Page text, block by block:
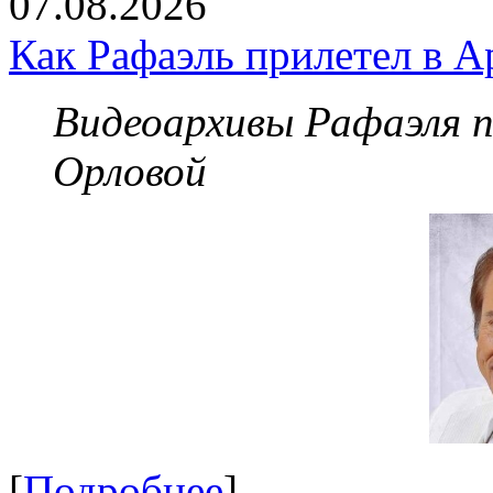
Как Рафаэль прилетел в
Видеоархивы Рафаэля
Орловой